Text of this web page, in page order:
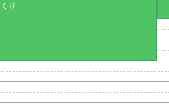
くり